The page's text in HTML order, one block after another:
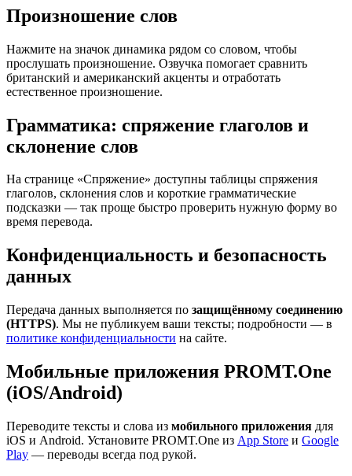
Произношение слов
Нажмите на значок динамика рядом со словом, чтобы
прослушать произношение. Озвучка помогает сравнить
британский и американский акценты и отработать
естественное произношение.
Грамматика: спряжение глаголов и
склонение слов
На странице «Спряжение» доступны таблицы спряжения
глаголов, склонения слов и короткие грамматические
подсказки — так проще быстро проверить нужную форму во
время перевода.
Конфиденциальность и безопасность
данных
Передача данных выполняется по защищённому соединению
(HTTPS). Мы не публикуем ваши тексты; подробности — в
политике конфиденциальности на сайте.
Мобильные приложения PROMT.One
(iOS/Android)
Переводите тексты и слова из мобильного приложения для
iOS и Android. Установите PROMT.One из App Store и Google
Play — переводы всегда под рукой.